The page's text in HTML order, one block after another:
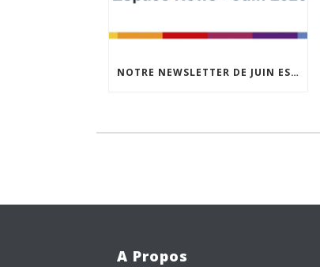
NOTRE NEWSLETTER DE JUIN EST EN LIGNE !
A Propos